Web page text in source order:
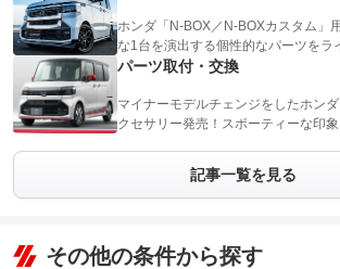
ホンダ「N-BOX／N-BOXカスタム」
な1台を演出する個性的なパーツを
パーツ取付・交換
マイナーモデルチェンジをしたホン
クセサリー発売！スポーティーな印
記事一覧を見る
その他の条件から探す